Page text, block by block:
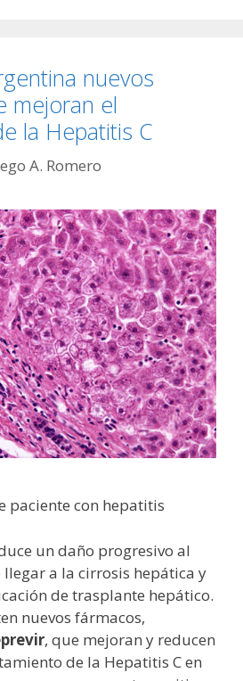
nuevos
mejoran el
la Hepatitis C
A. Romero
paciente con hepatitis
un daño progresivo al
a la cirrosis hepática y
de trasplante hepático.
nuevos fármacos,
, que mejoran y reducen
de la Hepatitis C en